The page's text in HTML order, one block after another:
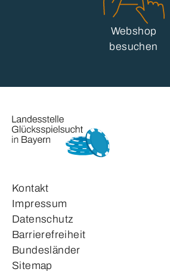
Webshop
besuchen
Kontakt
Impressum
Datenschutz
Barrierefreiheit
Bundesländer
Sitemap